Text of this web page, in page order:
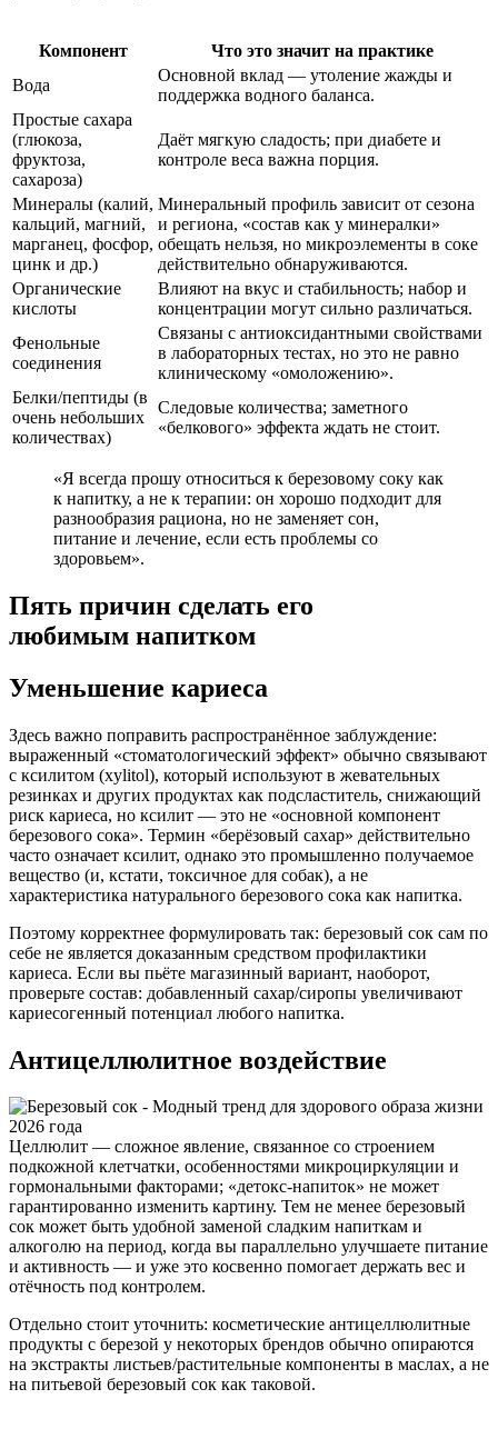
Компонент
Что это значит на практике
Вода
Основной вклад — утоление жажды и
поддержка водного баланса.
Простые сахара
(глюкоза,
фруктоза,
сахароза)
Даёт мягкую сладость; при диабете и
контроле веса важна порция.
Минералы (калий,
кальций, магний,
марганец, фосфор,
цинк и др.)
Минеральный профиль зависит от сезона
и региона, «состав как у минералки»
обещать нельзя, но микроэлементы в соке
действительно обнаруживаются.
Органические
кислоты
Влияют на вкус и стабильность; набор и
концентрации могут сильно различаться.
Фенольные
соединения
Связаны с антиоксидантными свойствами
в лабораторных тестах, но это не равно
клиническому «омоложению».
Белки/пептиды (в
очень небольших
количествах)
Следовые количества; заметного
«белкового» эффекта ждать не стоит.
«Я всегда прошу относиться к березовому соку как
к напитку, а не к терапии: он хорошо подходит для
разнообразия рациона, но не заменяет сон,
питание и лечение, если есть проблемы со
здоровьем».
Пять причин сделать его
любимым напитком
Уменьшение кариеса
Здесь важно поправить распространённое заблуждение:
выраженный «стоматологический эффект» обычно связывают
с ксилитом (xylitol), который используют в жевательных
резинках и других продуктах как подсластитель, снижающий
риск кариеса, но ксилит — это не «основной компонент
березового сока». Термин «берёзовый сахар» действительно
часто означает ксилит, однако это промышленно получаемое
вещество (и, кстати, токсичное для собак), а не
характеристика натурального березового сока как напитка.
Поэтому корректнее формулировать так: березовый сок сам по
себе не является доказанным средством профилактики
кариеса. Если вы пьёте магазинный вариант, наоборот,
проверьте состав: добавленный сахар/сиропы увеличивают
кариесогенный потенциал любого напитка.
Антицеллюлитное воздействие
Целлюлит — сложное явление, связанное со строением
подкожной клетчатки, особенностями микроциркуляции и
гормональными факторами; «детокс‑напиток» не может
гарантированно изменить картину. Тем не менее березовый
сок может быть удобной заменой сладким напиткам и
алкоголю на период, когда вы параллельно улучшаете питание
и активность — и уже это косвенно помогает держать вес и
отёчность под контролем.
Отдельно стоит уточнить: косметические антицеллюлитные
продукты с березой у некоторых брендов обычно опираются
на экстракты листьев/растительные компоненты в маслах, а не
на питьевой березовый сок как таковой.